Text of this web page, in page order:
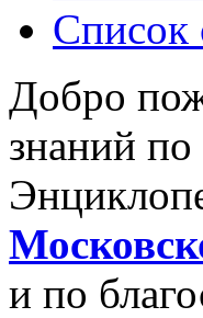
Список
Добро
знаний
и по